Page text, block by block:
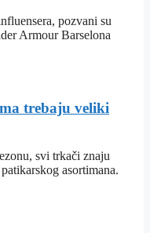
pozvani su
Armour Barselona
trebaju veliki
svi trkači znaju
asortimana.